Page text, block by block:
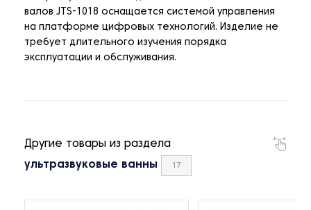
валов JTS-1018 оснащается системой управления
на платформе цифровых технологий. Изделие не
требует длительного изучения порядка
эксплуатации и обслуживания.
Другие товары из раздела
ультразвуковые ванны 17